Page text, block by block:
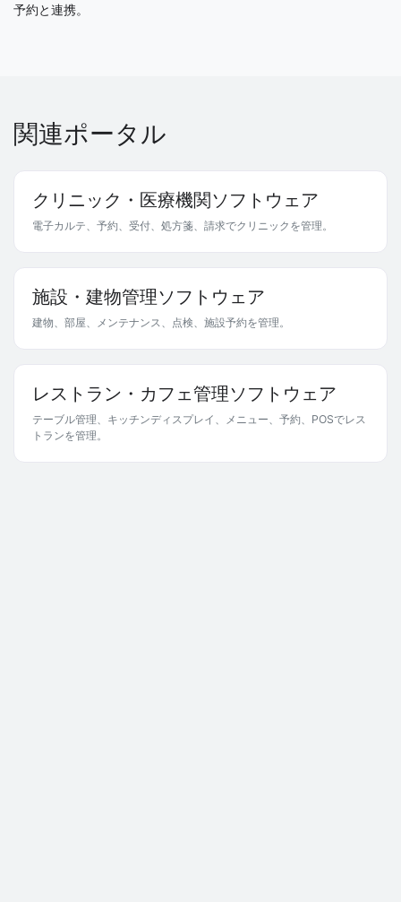
予約と連携。
関連ポータル
クリニック・医療機関ソフトウェア
電子カルテ、予約、受付、処方箋、請求でクリニックを管理。
施設・建物管理ソフトウェア
建物、部屋、メンテナンス、点検、施設予約を管理。
レストラン・カフェ管理ソフトウェア
テーブル管理、キッチンディスプレイ、メニュー、予約、POSでレス
トランを管理。